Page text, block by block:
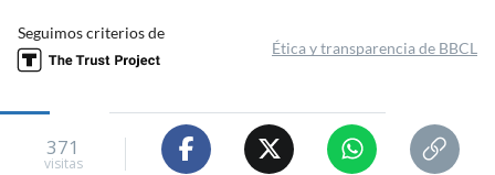
Seguimos criterios de
Ética y transparencia de BBCL
371
visitas